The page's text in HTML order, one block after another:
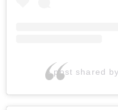
A post shared